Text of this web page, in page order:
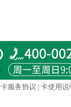
卡服务协议 卡使用说